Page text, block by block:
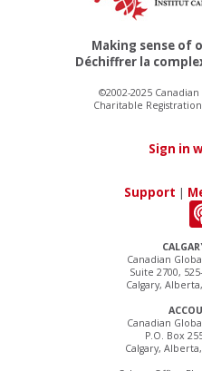
Canadian
Suite 2700,
Calgary,
Canadian
P.O. Box
Calgary,
Making sense of
Déchiffrer la
©2002-2025
Charitable Registration
Sign in
Support |